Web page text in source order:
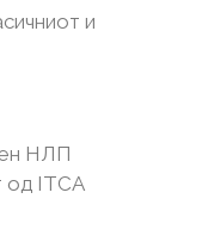
и
НЛП
од ITCA